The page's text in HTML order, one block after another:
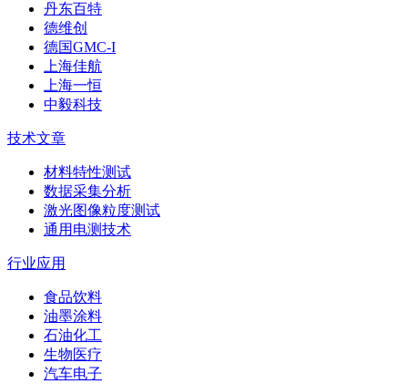
丹东百特
德维创
德国GMC-I
上海佳航
上海一恒
中毅科技
技术文章
材料特性测试
数据采集分析
激光图像粒度测试
通用电测技术
行业应用
食品饮料
油墨涂料
石油化工
生物医疗
汽车电子